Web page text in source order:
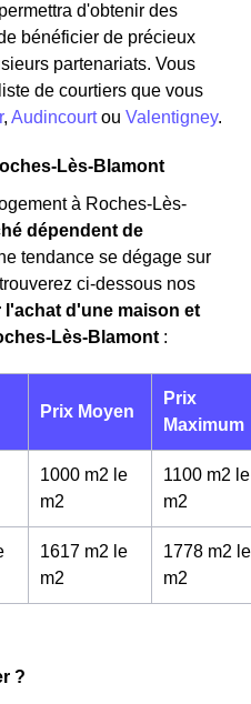
d'obtenir des
bénéficier de précieux
partenariats. Vous
de courtiers que vous
, Audincourtou Valentigney.
Lès-Blamont
à Roches-Lès-
dépendent de
tendance se dégage sur
ci-dessous nos
d'une maison et
Lès-Blamont :
Prix Moyen
Prix
Maximum
1000 m2 le
m2
1100 m2 le
m2
1617 m2 le
m2
1778 m2 le
m2
?